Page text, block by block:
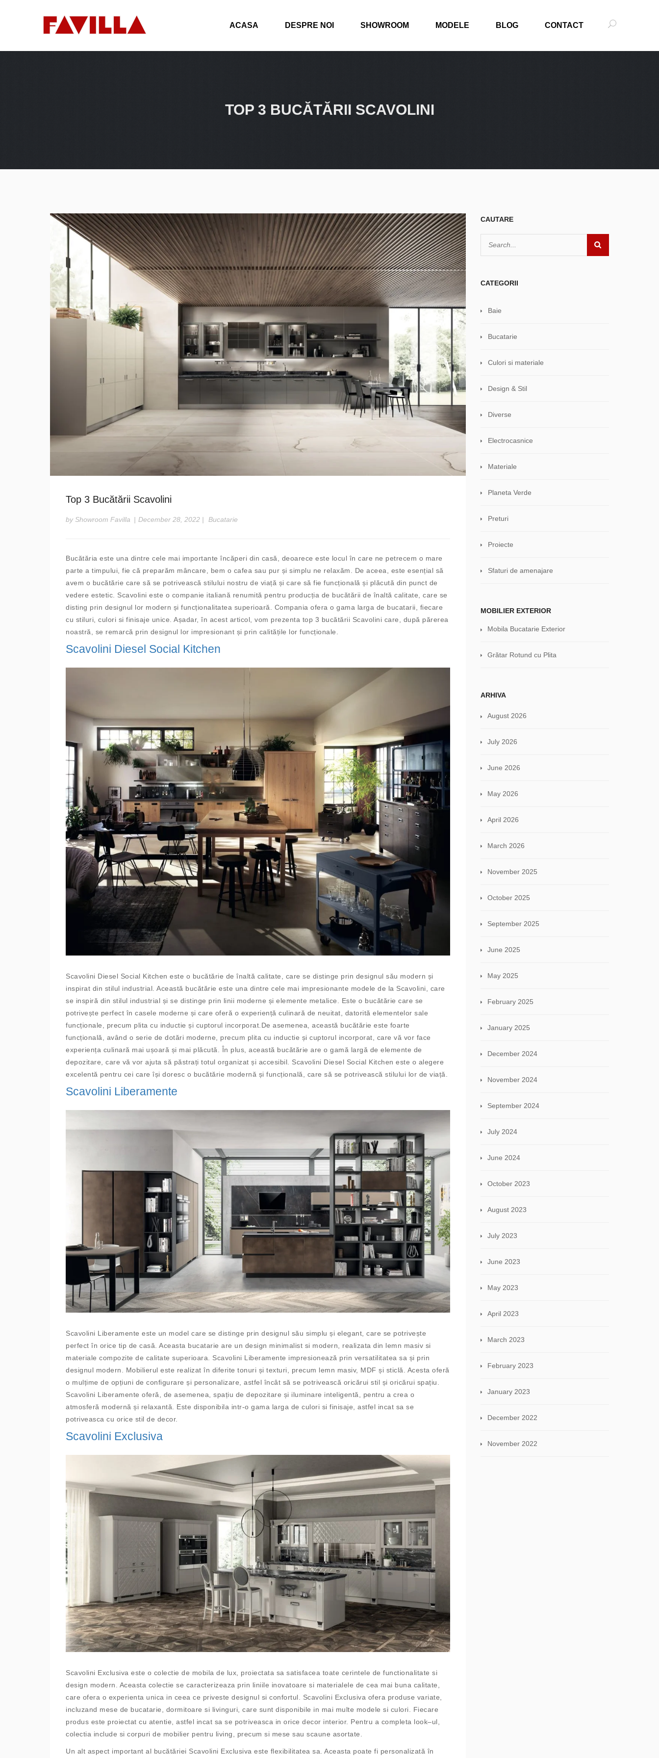
ACASA DESPRE NOI SHOWROOM MODELE BLOG CONTACT
TOP 3 BUCĂTĂRII SCAVOLINI
Top 3 Bucătării Scavolini
by Showroom Favilla | December 28, 2022 | Bucatarie
Bucătăria este una dintre cele mai importante încăperi din casă, deoarece este locul în care ne petrecem o mare
parte a timpului, fie că preparăm mâncare, bem o cafea sau pur și simplu ne relaxăm. De aceea, este esențial să
avem o bucătărie care să se potrivească stilului nostru de viață și care să fie funcțională și plăcută din punct de
vedere estetic. Scavolini este o companie italiană renumită pentru producția de bucătării de înaltă calitate, care se
disting prin designul lor modern și funcționalitatea superioară. Compania ofera o gama larga de bucatarii, fiecare
cu stiluri, culori si finisaje unice. Așadar, în acest articol, vom prezenta top 3 bucătării Scavolini care, după părerea
noastră, se remarcă prin designul lor impresionant și prin calitățile lor funcționale.
Scavolini Diesel Social Kitchen
Scavolini Diesel Social Kitchen este o bucătărie de înaltă calitate, care se distinge prin designul său modern și
inspirat din stilul industrial. Această bucătărie este una dintre cele mai impresionante modele de la Scavolini, care
se inspiră din stilul industrial și se distinge prin linii moderne și elemente metalice. Este o bucătărie care se
potrivește perfect în casele moderne și care oferă o experiență culinară de neuitat, datorită elementelor sale
funcționale, precum plita cu inductie și cuptorul incorporat.De asemenea, această bucătărie este foarte
funcțională, având o serie de dotări moderne, precum plita cu inductie și cuptorul incorporat, care vă vor face
experiența culinară mai ușoară și mai plăcută. În plus, această bucătărie are o gamă largă de elemente de
depozitare, care vă vor ajuta să păstrați totul organizat și accesibil. Scavolini Diesel Social Kitchen este o alegere
excelentă pentru cei care își doresc o bucătărie modernă și funcțională, care să se potrivească stilului lor de viață.
Scavolini Liberamente
Scavolini Liberamente este un model care se distinge prin designul său simplu și elegant, care se potrivește
perfect în orice tip de casă. Aceasta bucatarie are un design minimalist si modern, realizata din lemn masiv si
materiale compozite de calitate superioara. Scavolini Liberamente impresionează prin versatilitatea sa și prin
designul modern. Mobilierul este realizat în diferite tonuri și texturi, precum lemn masiv, MDF și sticlă. Acesta oferă
o mulțime de opțiuni de configurare și personalizare, astfel încât să se potrivească oricărui stil și oricărui spațiu.
Scavolini Liberamente oferă, de asemenea, spațiu de depozitare și iluminare inteligentă, pentru a crea o
atmosferă modernă și relaxantă. Este disponibila intr-o gama larga de culori si finisaje, astfel incat sa se
potriveasca cu orice stil de decor.
Scavolini Exclusiva
Scavolini Exclusiva este o colectie de mobila de lux proiectata sa satisfacea toate cerintele de functionalitate si
design modern Aceasta colectie se caracterizeaza prin liniile inovatoare si materialele de cea mai buna calitate
care ofera o experienta unica in ceea ce priveste designul si confortul Scavolini Exclusiva ofera produse variate
incluzand mese de bucatarie dormitoare si livinguri care sunt disponibile in mai multe modele si culori Fiecare
produs este proiectat cu atentie astfel incat sa se potriveasca in orice decor interior. Pentru a completa look–ul
colectia include si corpuri de mobilier pentru living, precum si mese sau scaune asortate
Un alt aspect important al bucătăriei Scavolini Exclusiva este flexibilitatea sa. Aceasta poate fi personalizată în
CAUTARE
CATEGORII
Baie
Bucatarie
Culori si materiale
Design & Stil
Diverse
Electrocasnice
Materiale
Planeta Verde
Preturi
Proiecte
Sfaturi de amenajare
MOBILIER EXTERIOR
Mobila Bucatarie Exterior
Grătar Rotund cu Plita
ARHIVA
August 2026
July 2026
June 2026
May 2026
April 2026
March 2026
November 2025
October 2025
September 2025
June 2025
May 2025
February 2025
January 2025
December 2024
November 2024
September 2024
July 2024
June 2024
October 2023
August 2023
July 2023
June 2023
May 2023
April 2023
March 2023
February 2023
January 2023
December 2022
November 2022